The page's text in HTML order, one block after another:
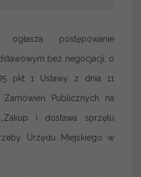
ogłasza postępowanie
bez negocjacji, o
pkt 1 Ustawy z dnia 11
Publicznych na
i dostawa sprzętu
Urzędu Miejskiego w